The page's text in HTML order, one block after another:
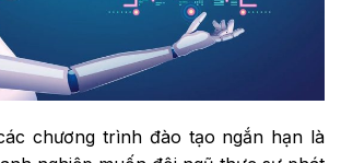
chương trình đào tạo ngắn hạn là